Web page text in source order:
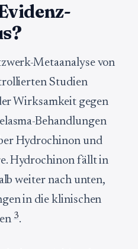
Metaanalyse von
Studien
Wirksamkeit gegen
Behandlungen
Hydrochinon und
Hydrochinon fällt in
weiter nach unten,
in die klinischen
3.